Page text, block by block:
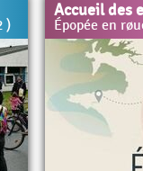
)
Accueil des
Épopée en